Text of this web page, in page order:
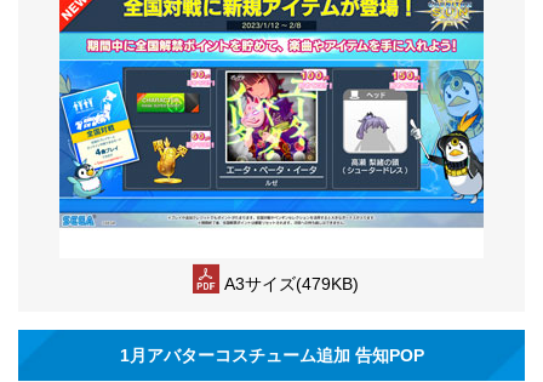
A3サイズ(479KB)
1月アバターコスチューム追加 告知POP